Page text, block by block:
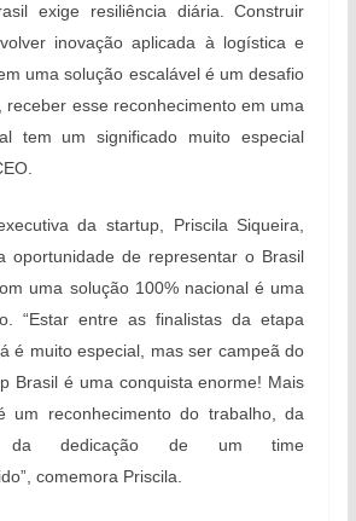
exige resiliência diária. Construir
inovação aplicada à logística e
uma solução escalável é um desafio
receber esse reconhecimento em uma
tem um significado muito especial
da startup, Priscila Siqueira,
oportunidade de representar o Brasil
uma solução 100% nacional é uma
“Estar entre as finalistas da etapa
é muito especial, mas ser campeã do
Brasil é uma conquista enorme! Mais
um reconhecimento do trabalho, da
da dedicação de um time
comemora Priscila.